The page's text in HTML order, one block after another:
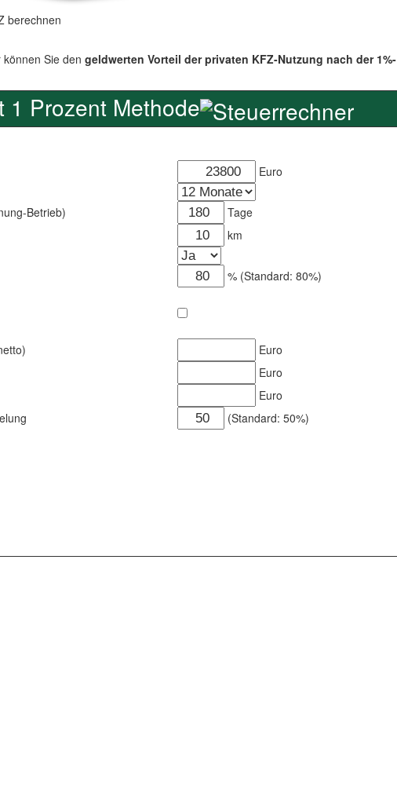
Sie den geldwerten Vorteil der privaten KFZ-Nutzung nach der 1%-
1 Prozent Methode
Euro
Betrieb)
Tage
km
% (Standard: 80%)
Euro
Euro
Euro
(Standard: 50%)